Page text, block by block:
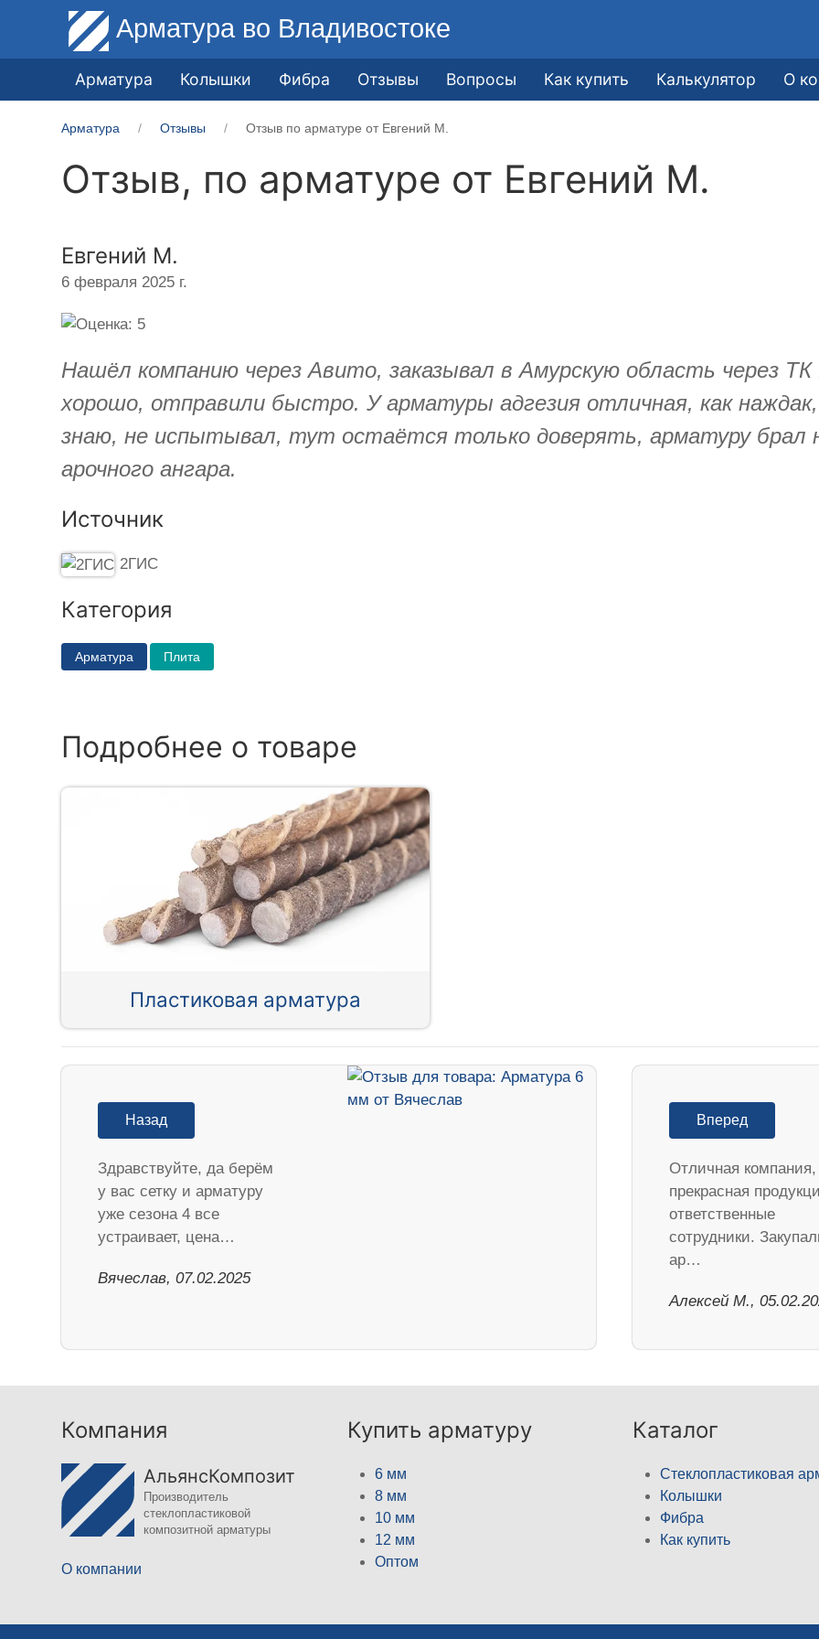
Арматура во Владивостоке
Арматура Колышки Фибра Отзывы Вопросы Как купить Калькулятор О
Арматура Отзывы Отзыв по арматуре от ​Евгений М.
Отзыв, по арматуре от ​Евгений М.
​Евгений М.
6 февраля 2025 г.
Нашёл компанию через Авито, заказывал в Амурскую область через
хорошо, отправили быстро. У арматуры адгезия отличная, как
знаю, не испытывал, тут остаётся только доверять, арматуру брал
арочного ангара.
Источник
2ГИС
Категория
Арматура Плита
Подробнее о товаре
Пластиковая арматура
Назад
Здравствуйте, да берём
у вас сетку и арматуру
уже сезона 4 все
устраивает, цена…
Вячеслав, 07.02.2025
Вперед
Отличная компания,
прекрасная
ответственные
сотрудники.
ар…
Алексей М.,
Компания
АльянсКомпозит
Производитель
стеклопластиковой
композитной арматуры
О компании
Купить арматуру
6 мм
8 мм
10 мм
12 мм
Оптом
Каталог
Стеклопластиковая
Колышки
Фибра
Как купить